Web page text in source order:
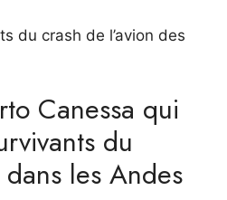
du crash de l’avion des
Canessa qui
du
dans les Andes